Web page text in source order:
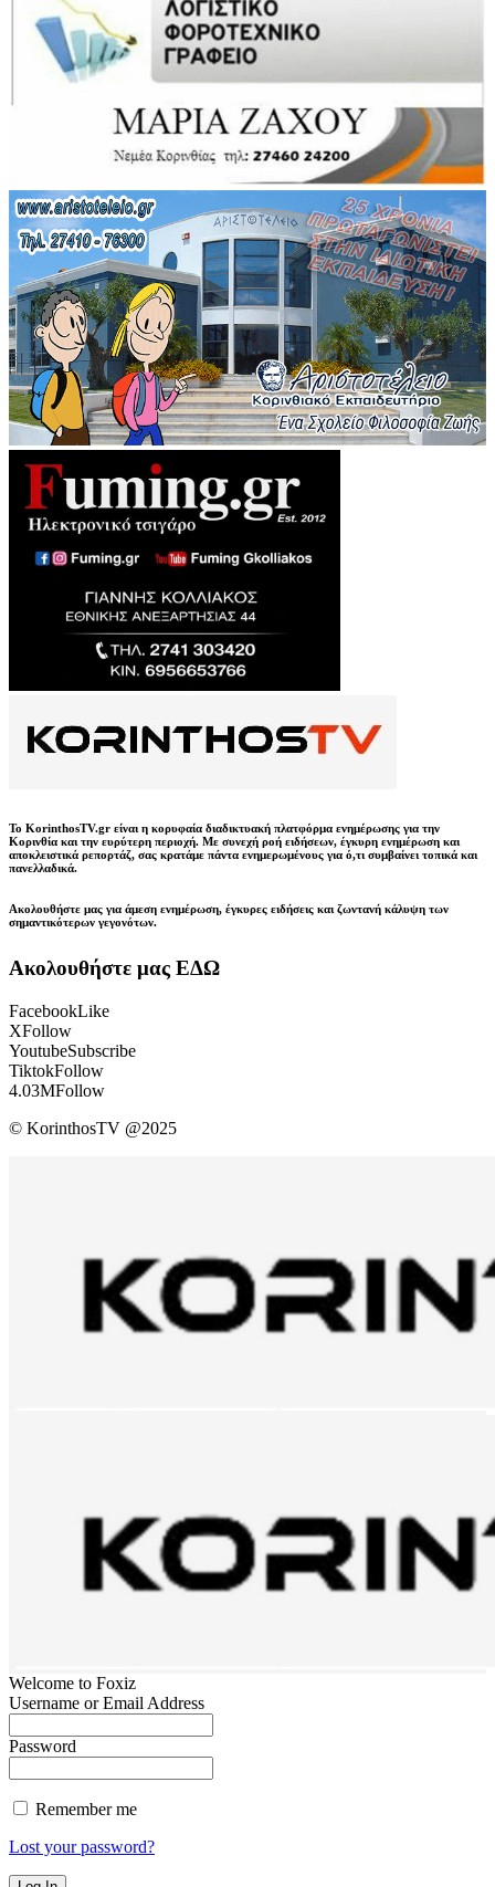
Το KorinthosTV.gr είναι η κορυφαία διαδικτυακή πλατφόρμα ενημέρωσης για την
Κορινθία και την ευρύτερη περιοχή. Με συνεχή ροή ειδήσεων, έγκυρη ενημέρωση και
αποκλειστικά ρεπορτάζ, σας κρατάμε πάντα ενημερωμένους για ό,τι συμβαίνει τοπικά και
πανελλαδικά.
Ακολουθήστε μας για άμεση ενημέρωση, έγκυρες ειδήσεις και ζωντανή κάλυψη των
σημαντικότερων γεγονότων.
Ακολουθήστε μας ΕΔΩ
FacebookLike
XFollow
YoutubeSubscribe
TiktokFollow
4.03MFollow
© KorinthosTV @2025
Welcome to Foxiz
Username or Email Address
Password
Remember me
Lost your password?